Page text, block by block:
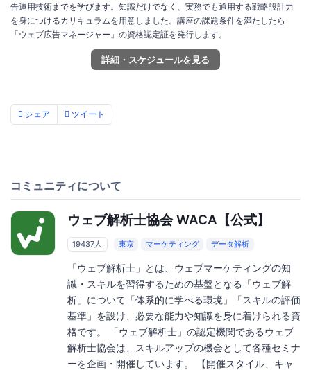
告運用技術までを学びます。知識だけでなく、実務でも通用する戦略設計力
を身につけるカリキュラムを用意しました。講座の課題条件を満たしたら
「ウェブ広告マネージャー」の資格認定証を発行します。
詳細・スケジュールを見る
シェア ツイート
コミュニティについて
ウェブ解析士協会 WACA【公式】
19437人 東京 マーケティング データ解析
「ウェブ解析士」とは、ウェブマーケティングの知
識・スキルを習得するための基盤となる「ウェブ解
析」について「体系的に学べる環境」「スキルの評価
基準」を設け、必要な能力や知識を身に着けられる資
格です。 「ウェブ解析士」の認定機関であるウェブ
解析士協会は、スキルアップの機会として各種セミナ
ーを企画・開催しています。 【開催スタイル、キャ